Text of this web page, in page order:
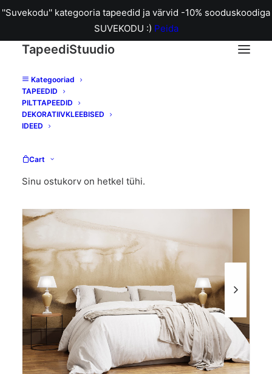
''Suvekodu'' kategooria tapeedid ja värvid -10% sooduskoodiga
SUVEKODU :) Peida
TapeediStuudio
Kategooriad
TAPEEDID
PILTTAPEEDID
DEKORATIIVKLEEBISED
IDEED
Cart
Sinu ostukorv on hetkel tühi.
Home Pilttapeet Watercolour Landscape Neutral